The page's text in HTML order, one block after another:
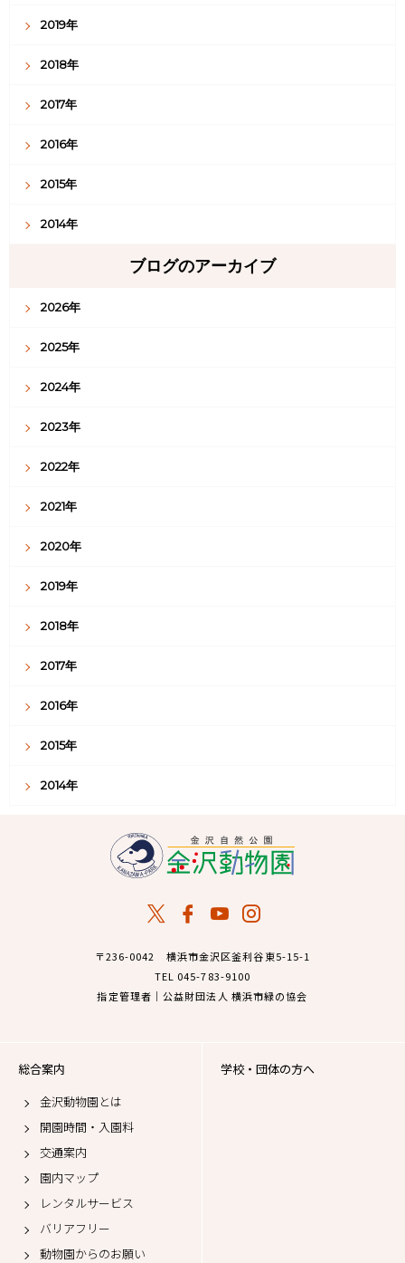
2019年
2018年
2017年
2016年
2015年
2014年
ブログのアーカイブ
2026年
2025年
2024年
2023年
2022年
2021年
2020年
2019年
2018年
2017年
2016年
2015年
2014年
〒236-0042 横浜市金沢区釜利谷東5-15-1
TEL 045-783-9100
指定管理者｜公益財団法人 横浜市緑の協会
総合案内
金沢動物園とは
開園時間・入園料
交通案内
園内マップ
レンタルサービス
バリアフリー
動物園からのお願い
学校・団体の方へ